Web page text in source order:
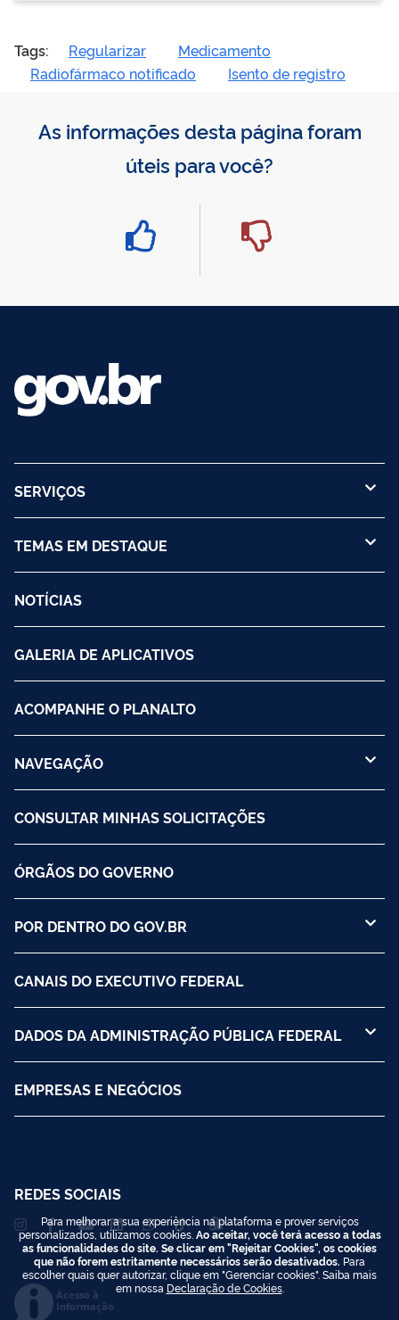
Tags: Regularizar
Medicamento
Radiofármaco notificado
Isento de registro
As informações desta página foram
úteis para você?
SERVIÇOS
TEMAS EM DESTAQUE
NOTÍCIAS
GALERIA DE APLICATIVOS
ACOMPANHE O PLANALTO
NAVEGAÇÃO
CONSULTAR MINHAS SOLICITAÇÕES
ÓRGÃOS DO GOVERNO
POR DENTRO DO GOV.BR
CANAIS DO EXECUTIVO FEDERAL
DADOS DA ADMINISTRAÇÃO PÚBLICA FEDERAL
EMPRESAS E NEGÓCIOS
REDES SOCIAIS
Acesso à
Informação
Para melhorar a sua experiência na plataforma e prover serviços
personalizados, utilizamos cookies. Ao aceitar, você terá acesso a todas
as funcionalidades do site. Se clicar em "Rejeitar Cookies", os cookies
que não forem estritamente necessários serão desativados. Para
escolher quais quer autorizar, clique em "Gerenciar cookies". Saiba mais
em nossa Declaração de Cookies.